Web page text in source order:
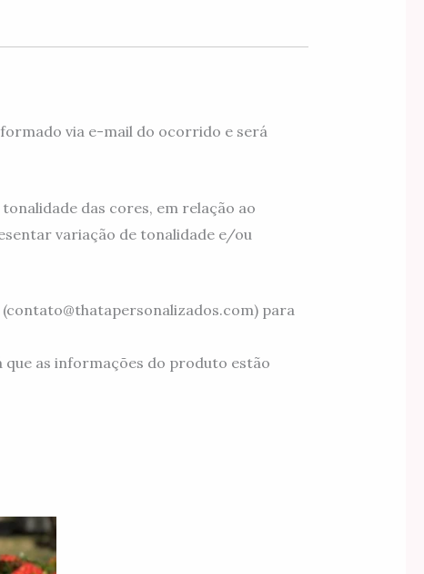
via e-mail do ocorrido e será
das cores, em relação ao
variação de tonalidade e/ou
para
que as informações do produto estão